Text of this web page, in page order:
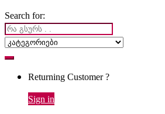
Search for:
Returning Customer ?
Sign in